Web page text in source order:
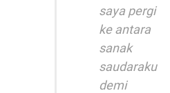
saya pergi
ke antara
sanak
saudaraku
demi